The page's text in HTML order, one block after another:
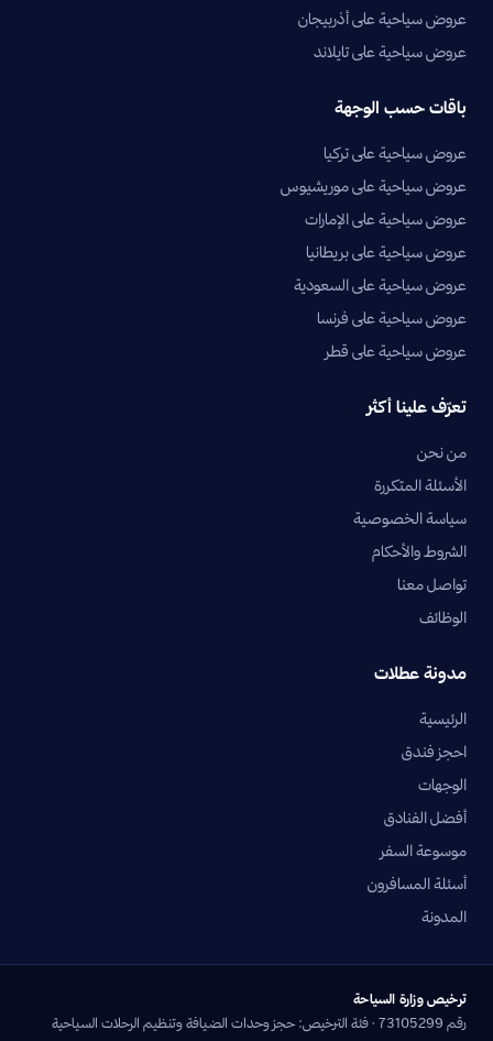
عروض سياحية على أذربيجان
عروض سياحية على تايلاند
باقات حسب الوجهة
عروض سياحية على تركيا
عروض سياحية على موريشيوس
عروض سياحية على الإمارات
عروض سياحية على بريطانيا
عروض سياحية على السعودية
عروض سياحية على فرنسا
عروض سياحية على قطر
تعرّف علينا أكثر
من نحن
الأسئلة المتكررة
سياسة الخصوصية
الشروط والأحكام
تواصل معنا
الوظائف
مدونة عطلات
الرئيسية
احجز فندق
الوجهات
أفضل الفنادق
موسوعة السفر
أسئلة المسافرون
المدونة
ترخيص وزارة السياحة
رقم 73105299 · فئة الترخيص: حجز وحدات الضيافة وتنظيم الرحلات السياحية